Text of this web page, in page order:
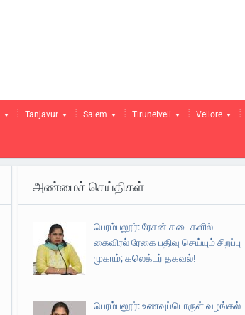
Tanjavur Salem Tirunelveli Vellore
அண்மைச் செய்திகள்
பெரம்பலூர்: ரேசன் கடைகளில்
கைவிரல் ரேகை பதிவு செய்யும் சிறப்பு
முகாம்; கலெக்டர் தகவல்!
பெரம்பலூர்: உணவுப்பொருள் வழங்கல்